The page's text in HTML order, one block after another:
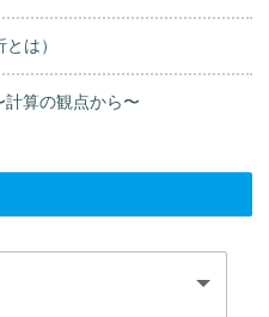
は）
算の観点から〜